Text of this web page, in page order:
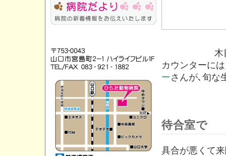
木目に統一
カウンターに
ーさんが､旬な
待合室で
具合が悪くて